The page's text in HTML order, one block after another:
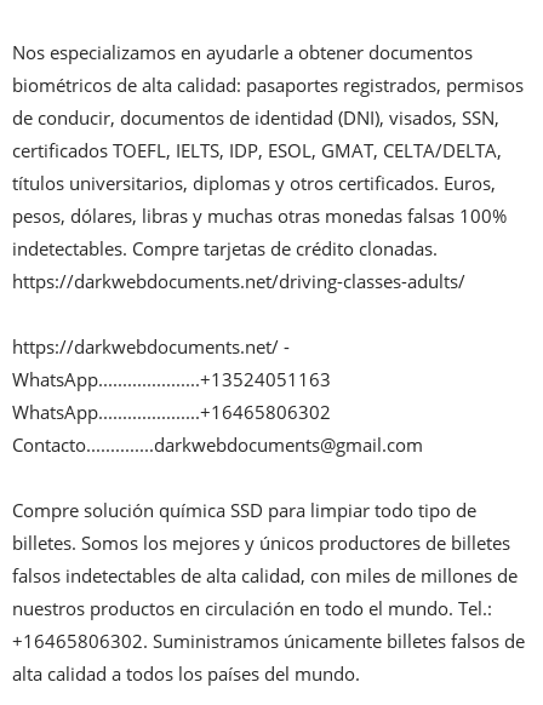
Nos especializamos en ayudarle a obtener documentos
biométricos de alta calidad: pasaportes registrados, permisos
de conducir, documentos de identidad (DNI), visados, SSN,
certificados TOEFL, IELTS, IDP, ESOL, GMAT, CELTA/DELTA,
títulos universitarios, diplomas y otros certificados. Euros,
pesos, dólares, libras y muchas otras monedas falsas 100%
indetectables. Compre tarjetas de crédito clonadas.
https://darkwebdocuments.net/driving-classes-adults/
https://darkwebdocuments.net/ -
WhatsApp.....................+13524051163
WhatsApp.....................+16465806302
Contacto..............darkwebdocuments@gmail.com
Compre solución química SSD para limpiar todo tipo de
billetes. Somos los mejores y únicos productores de billetes
falsos indetectables de alta calidad, con miles de millones de
nuestros productos en circulación en todo el mundo. Tel.:
+16465806302. Suministramos únicamente billetes falsos de
alta calidad a todos los países del mundo.